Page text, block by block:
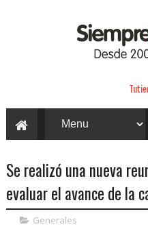
Se realizó una nueva
evaluar el avance de la
Generales